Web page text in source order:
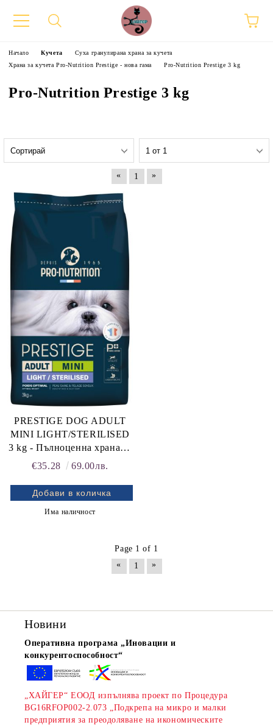
Flatazor,
Начало Кучета
Суха гранулирана храна за кучета
Храна за кучета Pro-Nutrition Prestige - нова гама
Pro-Nutrition Prestige 3 kg
Pro-Nutrition Prestige 3 kg
« 1 »
PRESTIGE DOG ADULT
MINI LIGHT/STERILISED
3 kg - Пълноценна храна за
кучета със склонност към
кастрирани кучета от
дребни породи.
Произведена във Франция.
€35.28 69.00лв.
Има наличност
Page 1 of 1
«
1 »
Новини
Оперативна програма „Иновации и
конкурентоспособност“
„ХАЙГЕР“ ЕООД изпълнява проект по Процедура
BG16RFOP002-2.073 „Подкрепа на микро и малки
предприятия за преодоляване на икономическите